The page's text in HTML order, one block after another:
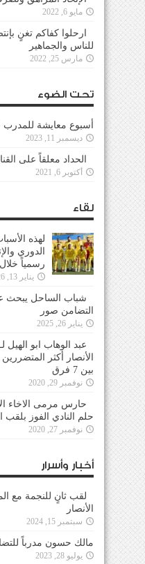
مايو 6, 2022
ارحلوا كفاكم تغنٍ
للناس والجماهير
مارس 25, 2022
تحت الضوء
أسبوع معايشة
ديسمبر 11, 2023
الحداد معلقاً على
أكتوبر 6, 2021
لقاء
لهذه
الدوري
رسمياً
يناير 13, 2026
شباب الساحل يبحث
التضامن صور
يناير 26, 2025
عبد الوهاب ابو الهيل
الأنصار أكثر
بين 7 فرق
نوفمبر 29, 2020
حارس مرمى الاخاء
حلم النادي الفوز بلقب
نوفمبر 27, 2020
أخبار وأسرار
لقب ثانٍ للنجمة مع
الأنصار
سبتمبر 15, 2024
مالك حسون مدرباً
يوليو 28, 2023